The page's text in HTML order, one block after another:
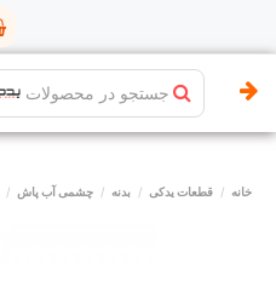
جستجو در محصولات
خانه قطعات یدکی بدنه چشمی آب پاش